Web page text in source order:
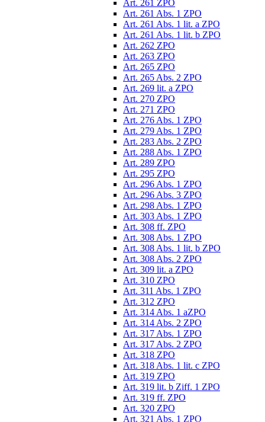
Art. 261 ZPO
Art. 261 Abs. 1 ZPO
Art. 261 Abs. 1 lit. a ZPO
Art. 261 Abs. 1 lit. b ZPO
Art. 262 ZPO
Art. 263 ZPO
Art. 265 ZPO
Art. 265 Abs. 2 ZPO
Art. 269 lit. a ZPO
Art. 270 ZPO
Art. 271 ZPO
Art. 276 Abs. 1 ZPO
Art. 279 Abs. 1 ZPO
Art. 283 Abs. 2 ZPO
Art. 288 Abs. 1 ZPO
Art. 289 ZPO
Art. 295 ZPO
Art. 296 Abs. 1 ZPO
Art. 296 Abs. 3 ZPO
Art. 298 Abs. 1 ZPO
Art. 303 Abs. 1 ZPO
Art. 308 ff. ZPO
Art. 308 Abs. 1 ZPO
Art. 308 Abs. 1 lit. b ZPO
Art. 308 Abs. 2 ZPO
Art. 309 lit. a ZPO
Art. 310 ZPO
Art. 311 Abs. 1 ZPO
Art. 312 ZPO
Art. 314 Abs. 1 aZPO
Art. 314 Abs. 2 ZPO
Art. 317 Abs. 1 ZPO
Art. 317 Abs. 2 ZPO
Art. 318 ZPO
Art. 318 Abs. 1 lit. c ZPO
Art. 319 ZPO
Art. 319 lit. b Ziff. 1 ZPO
Art. 319 ff. ZPO
Art. 320 ZPO
Art. 321 Abs. 1 ZPO